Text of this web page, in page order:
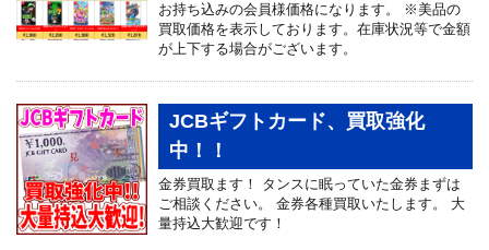
お持ち込みの会員様価格になります。 ※美品の
買取価格を表示しております。在庫状況等で金額
が上下する場合がございます。
JCBギフトカード、買取強化
中！！
金券買取ます！ タンスに眠っていた金券まずは
ご相談ください。 金券各種買取いたします。 大
量持込大歓迎です！